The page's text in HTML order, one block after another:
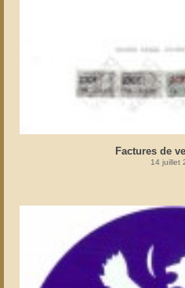
Factures de
14 juillet